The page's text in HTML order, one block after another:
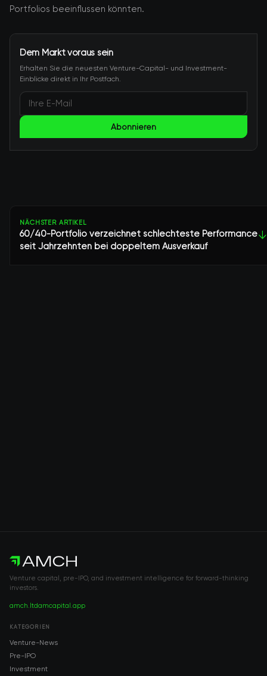
Portfolios beeinflussen könnten.
Dem Markt voraus sein
Erhalten Sie die neuesten Venture-Capital- und Investment-
Einblicke direkt in Ihr Postfach.
Abonnieren
NÄCHSTER ARTIKEL
60/40-Portfolio verzeichnet schlechteste Performance
seit Jahrzehnten bei doppeltem Ausverkauf
↓
Venture capital, pre-IPO, and investment intelligence for forward-thinking
investors.
amch.ltdamcapital.app
KATEGORIEN
Venture-News
Pre-IPO
Investment